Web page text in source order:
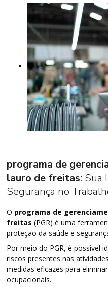
programa de
lauro de freitas: Sua
Segurança no
O programa de
freitas (PGR) é uma
proteção da saúde e
Por meio do PGR, é possível
riscos presentes nas
medidas eficazes para
ocupacionais.